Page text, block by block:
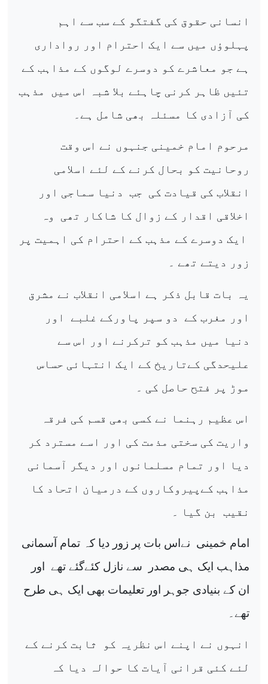
انسانی حقوق کی گفتگو کے سب سے اہم
پہلوؤں میں سے ایک احترام اور رواداری
ہے جو معاشرے کو دوسرے لوگوں کے مذاہب کے
تئیں ظاہر کرنی چاہئے بلا شبہ اس میں
مذہب
کی آزادی کا مسئلہ بھی شامل ہے۔
مرحوم امام خمینی جنہوں نے اس وقت
روحانیت کو بحال کرنے کے لئے اسلامی
انقلاب کی قیادت کی جب
دنیا سماجی اور
اخلاقی اقدار کے زوال کا شاکار تھی
وہ
ایک دوسرے کے مذہب کے احترام کی اہمیت پر
زور دیتے تھے ۔
یہ بات قابل ذکر ہے اسلامی انقلاب نے مشرق
اور مغرب کے
دو سپر پاورکے غلبے
اور
دنیا میں مذہب کو ترکرنے اور اس سے
علیحدگی کےتاریخ کے ایک انتہائی حساس
موڑ پر فتح حاصل کی ۔
اس عظیم رہنما نے کسی بھی قسم کی فرقہ
واریت کی سختی مذمت کی اور اسے مسترد کر
دیا اور تمام مسلمانوں اور دیگر آسمانی
مذاہب کےپیروکاروں کے درمیان اتحاد کا
نقیب
بن گیا ۔
امام خمینی نےاس بات پر زور دیا کہ تمام آسمانی
مذاہب ایک ہی مصدر
سے نازل کئےگئے تھے
اور
ان کے بنیادی جوہر اور تعلیمات بھی ایک ہی طرح
تھے۔
انہوں نے اپنے اس نظریہ کو
ثابت کرنے کے
لئے کئی قرانی آیات کا حوالہ دیا کہ